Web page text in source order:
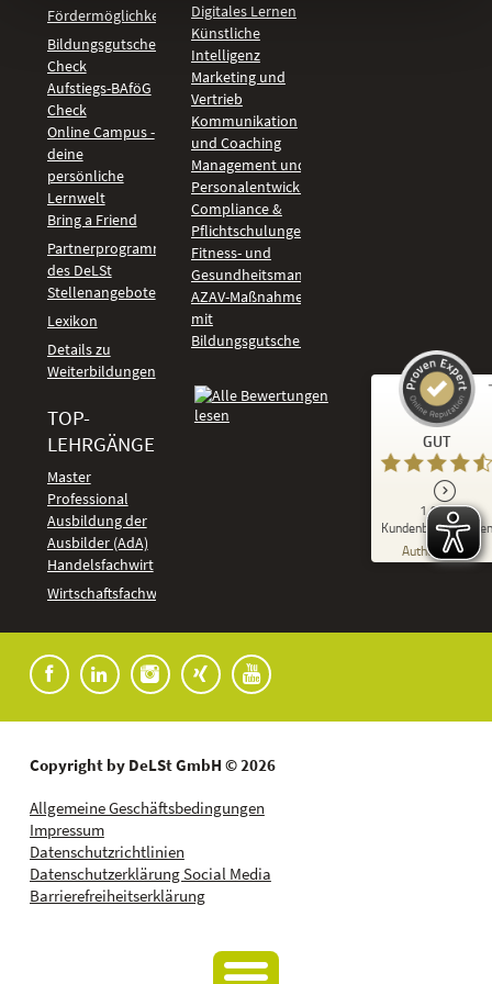
Fördermöglichkeiten
Bildungsgutschein
Check
Aufstiegs-BAföG
Check
Online Campus -
deine
persönliche
Lernwelt
Bring a Friend
Partnerprogramm
des DeLSt
Stellenangebote
Lexikon
Details zu
Weiterbildungen
TOP-
LEHRGÄNGE
Master
Professional
Ausbildung der
Ausbilder (AdA)
Handelsfachwirt
Wirtschaftsfachwirt
Digitales Lernen
Künstliche
Intelligenz
Marketing und
Vertrieb
Kommunikation
und Coaching
Management und
Personalentwicklung
Compliance &
Pflichtschulungen
Fitness- und
Gesundheitsmanagement
AZAV-Maßnahmen
mit
Bildungsgutschein
GUT
1.918
Kundenbewertungen
Authentizität
Kundenbewertungen und Erfahrungen zu
DeLSt - Deutsches eLearning Studieninstitut
92
%
Empfehlungen auf
ProvenExpert.com
anderen Quellen
Copyright by DeLSt GmbH © 2026
Allgemeine Geschäftsbedingungen
Impressum
Datenschutzrichtlinien
Datenschutzerklärung Social Media
Barrierefreiheitserklärung